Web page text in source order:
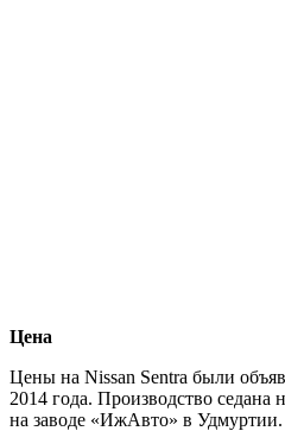
Цена
Цены на Nissan Sentra были
2014 года. Производство седана
на заводе «ИжАвто» в Удмуртии.